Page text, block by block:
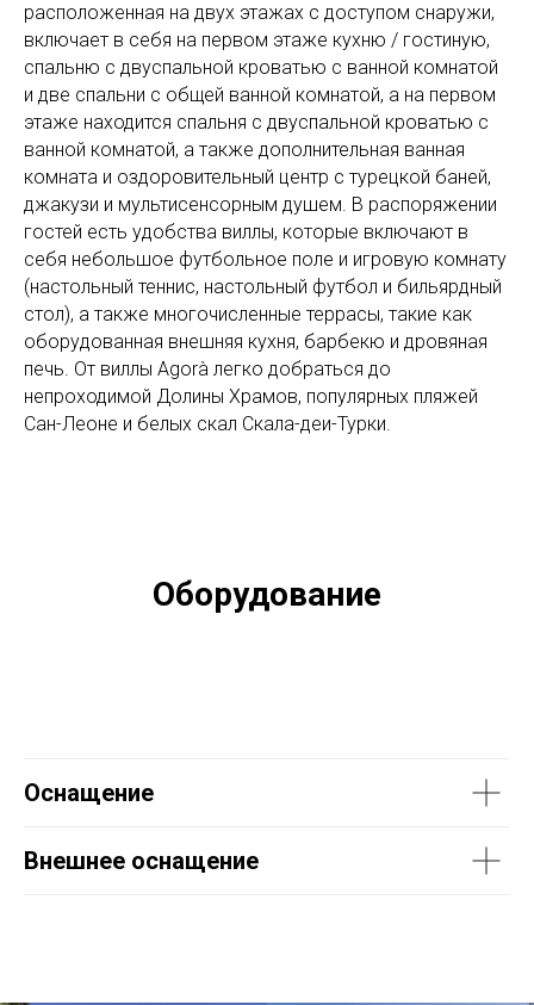
расположенная на двух этажах с доступом снаружи,
включает в себя на первом этаже кухню / гостиную,
спальню с двуспальной кроватью с ванной комнатой
и две спальни с общей ванной комнатой, а на первом
этаже находится спальня с двуспальной кроватью с
ванной комнатой, а также дополнительная ванная
комната и оздоровительный центр с турецкой баней,
джакузи и мультисенсорным душем. В распоряжении
гостей есть удобства виллы, которые включают в
себя небольшое футбольное поле и игровую комнату
(настольный теннис, настольный футбол и бильярдный
стол), а также многочисленные террасы, такие как
оборудованная внешняя кухня, барбекю и дровяная
печь. От виллы Agorà легко добраться до
непроходимой Долины Храмов, популярных пляжей
Сан-Леоне и белых скал Скала-деи-Турки.
Оборудование
Оснащение
Внешнее оснащение